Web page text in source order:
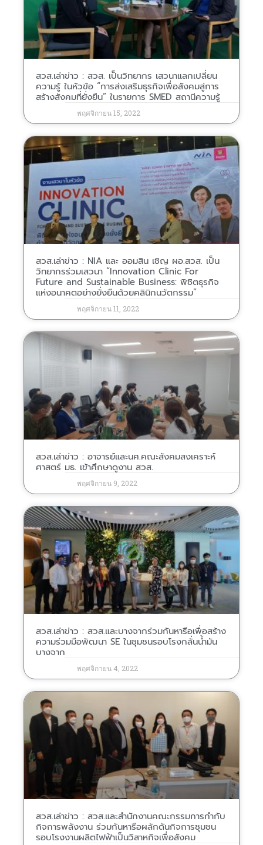
สวส.เล่าข่าว : สวส. เป็นวิทยากร เสวนาแลกเปลี่ยน
ความรู้ ในหัวข้อ “การส่งเสริมธุรกิจเพื่อสังคมสู่การ
สร้างสังคมที่ยั่งยืน” ในรายการ SMED สถานีความรู้
พฤศจิกายน 15, 2022
สวส.เล่าข่าว : NIA และ ออมสิน เชิญ ผอ.สวส. เป็น
วิทยากรร่วมเสวนา “Innovation Clinic For
Future and Sustainable Business: พิชิตธุรกิจ
แห่งอนาคตอย่างยั่งยืนด้วยคลินิกนวัตกรรม”
พฤศจิกายน 11, 2022
สวส.เล่าข่าว : อาจารย์และนศ.คณะสังคมสงเคราะห์
ศาสตร์ มธ. เข้าศึกษาดูงาน สวส.
พฤศจิกายน 9, 2022
สวส.เล่าข่าว : สวส.และบางจากร่วมกันหารือเพื่อสร้าง
ความร่วมมือพัฒนา SE ในชุมชนรอบโรงกลั่นน้ำมัน
บางจาก
พฤศจิกายน 4, 2022
สวส.เล่าข่าว : สวส.และสำนักงานคณะกรรมการกำกับ
กิจการพลังงาน ร่วมกันหารือผลักดันกิจการชุมชน
รอบโรงงานผลิตไฟฟ้าเป็นวิสาหกิจเพื่อสังคม